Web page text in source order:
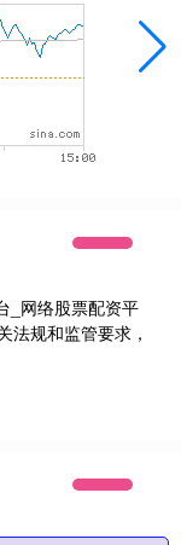
_网络股票配资平
法规和监管要求，